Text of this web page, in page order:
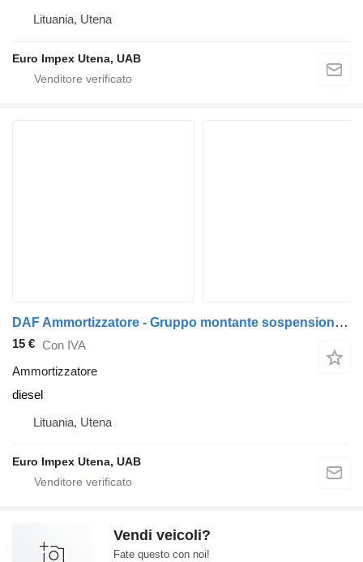
Lituania, Utena
Euro Impex Utena, UAB
DAF Ammortizzatore - Gruppo montante sospensione - ANTERIORE DESTRO per camion DAF LF
15 € Con IVA
Ammortizzatore
diesel
Lituania, Utena
Euro Impex Utena, UAB
Vendi veicoli?
Fate questo con noi!